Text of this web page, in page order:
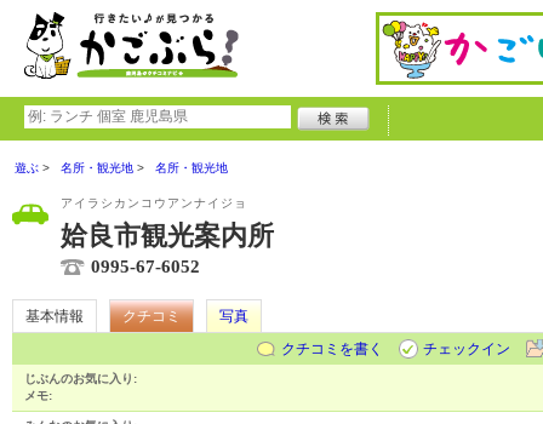
遊ぶ 名所・観光地 名所・観光地
アイラシカンコウアンナイジョ
姶良市観光案内所
0995-67-6052
基本情報 クチコミ
写真
クチコミを書く
チェックイン
じぶんのお気に入り:
メモ: